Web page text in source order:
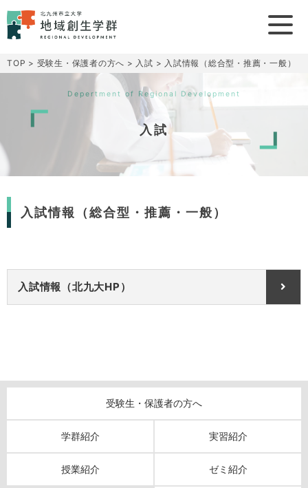
TOP > 受験生・保護者の方へ > 入試 > 入試情報（総合型・推薦・一般）
Depertment of Regional Development
入試
入試情報（総合型・推薦・一般）
入試情報（北九大HP）
受験生・保護者の方へ
学群紹介 実習紹介
授業紹介 ゼミ紹介